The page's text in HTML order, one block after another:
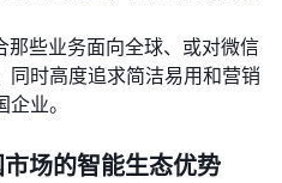
那些业务面向全球、或对微信
同时高度追求简洁易用和营销
业。
场的智能生态优势